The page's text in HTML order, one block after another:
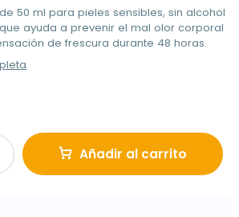
50 ml para pieles sensibles, sin alcohol
ayuda a prevenir el mal olor corporal
de frescura durante 48 horas.
Añadir al carrito